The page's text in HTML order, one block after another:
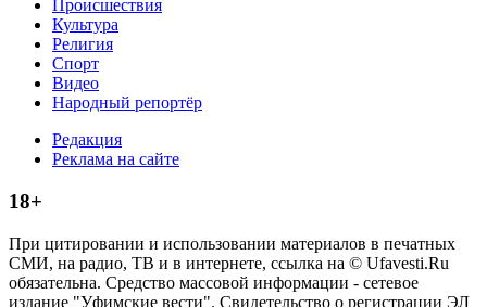
Происшествия
Культура
Религия
Спорт
Видео
Народный репортёр
Редакция
Реклама на сайте
18+
При цитировании и использовании материалов в печатных
СМИ, на радио, ТВ и в интернете, ссылка на © Ufavesti.Ru
обязательна. Средство массовой информации - сетевое
издание "Уфимские вести". Свидетельство о регистрации ЭЛ